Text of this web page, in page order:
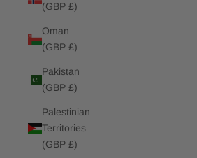
(GBP £)
Oman
(GBP £)
Pakistan
(GBP £)
Palestinian
Territories
(GBP £)